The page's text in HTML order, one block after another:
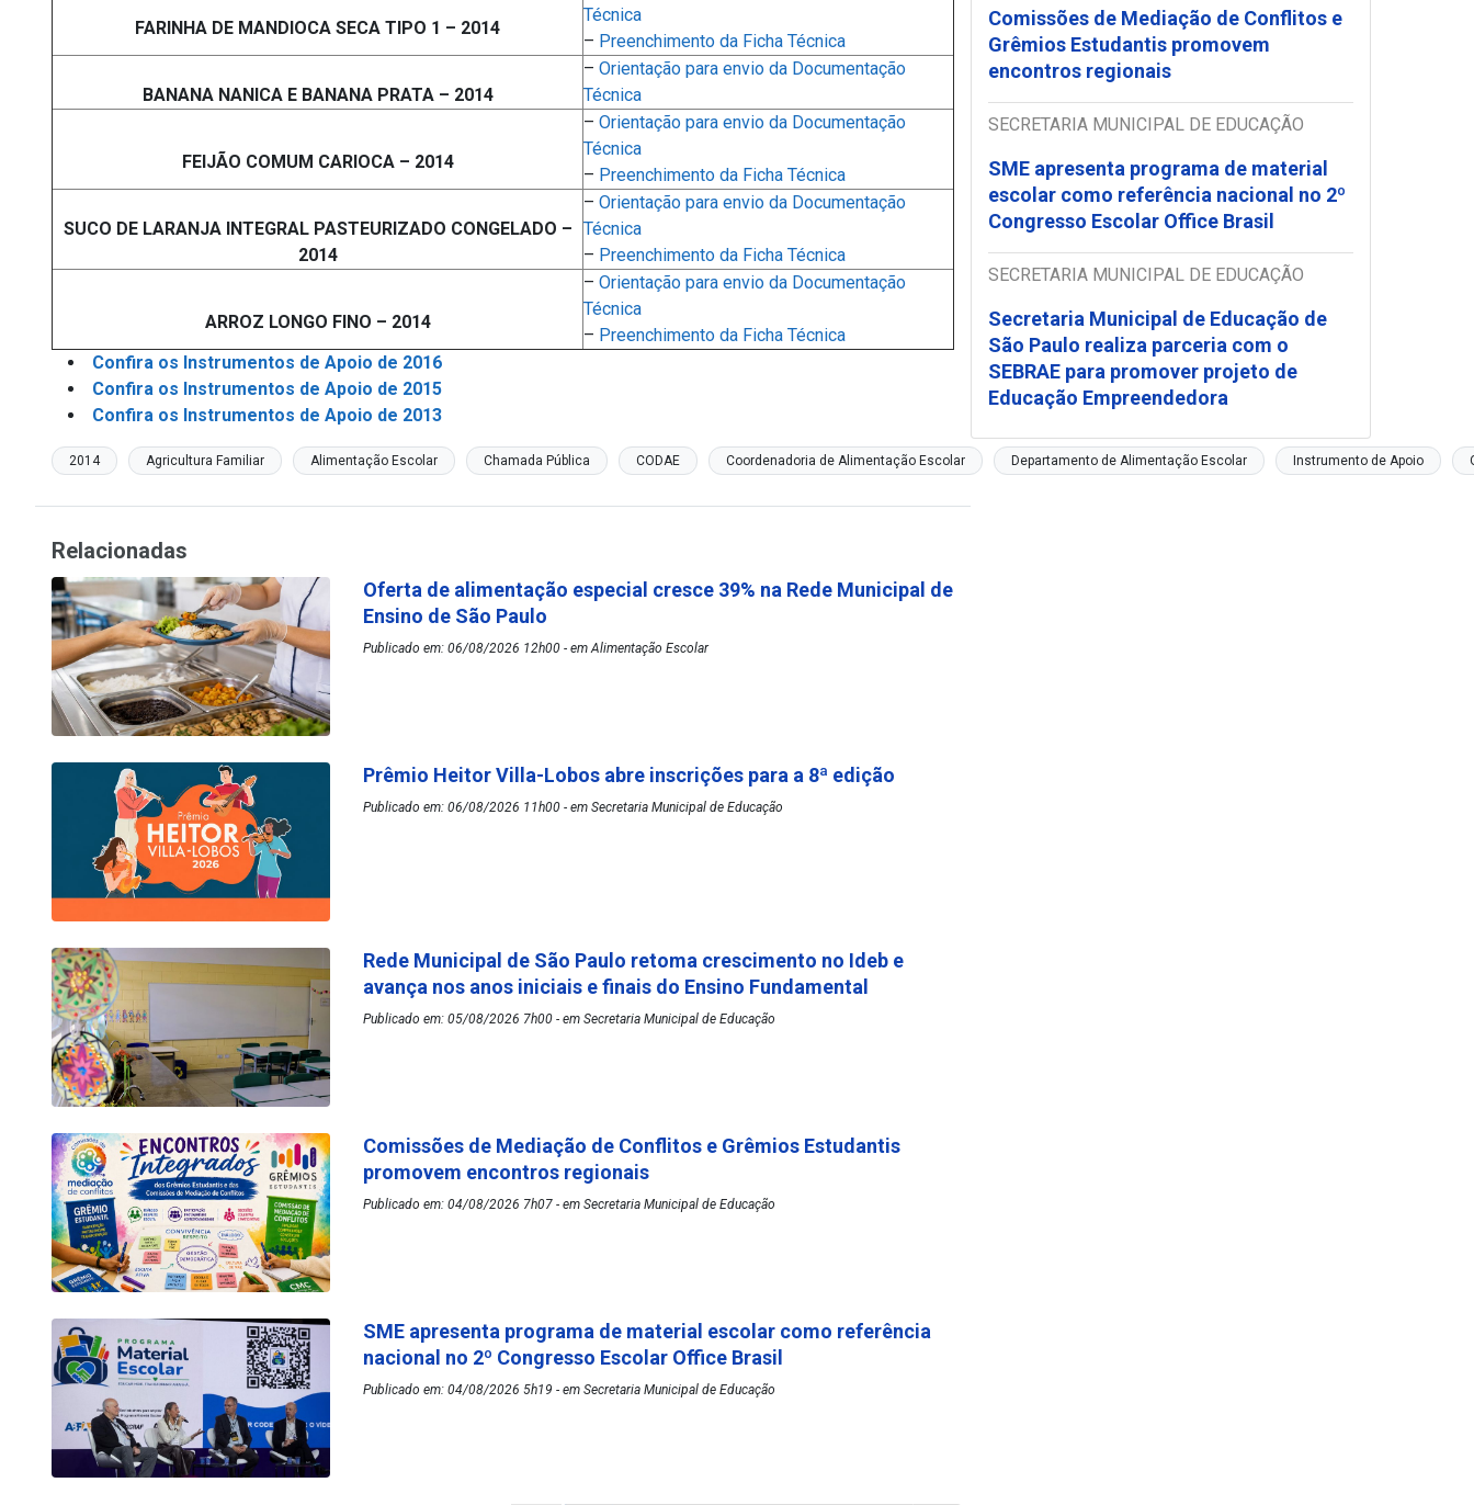
FARINHA DE MANDIOCA SECA TIPO 1 – 2014
Técnica
– Preenchimento da Ficha Técnica
BANANA NANICA E BANANA PRATA – 2014
– Orientação para envio da Documentação
Técnica
FEIJÃO COMUM CARIOCA – 2014
– Orientação para envio da Documentação
Técnica
– Preenchimento da Ficha Técnica
SUCO DE LARANJA INTEGRAL PASTEURIZADO CONGELADO –
2014
– Orientação para envio da Documentação
Técnica
– Preenchimento da Ficha Técnica
ARROZ LONGO FINO – 2014
– Orientação para envio da Documentação
Técnica
– Preenchimento da Ficha Técnica
Confira os Instrumentos de Apoio de 2016
Confira os Instrumentos de Apoio de 2015
Confira os Instrumentos de Apoio de 2013
2014 Agricultura Familiar Alimentação Escolar Chamada Pública CODAE Coordenadoria de Alimentação Escolar Departamento de Alimentação Escolar Instrumento de Apoio
Comissões de Mediação de Conflitos e
Grêmios Estudantis promovem
encontros regionais
SECRETARIA MUNICIPAL DE EDUCAÇÃO
SME apresenta programa de material
escolar como referência nacional no 2º
Congresso Escolar Office Brasil
SECRETARIA MUNICIPAL DE EDUCAÇÃO
Secretaria Municipal de Educação de
São Paulo realiza parceria com o
SEBRAE para promover projeto de
Educação Empreendedora
Relacionadas
Oferta de alimentação especial cresce 39% na Rede Municipal de
Ensino de São Paulo
Publicado em: 06/08/2026 12h00 - em Alimentação Escolar
Prêmio Heitor Villa-Lobos abre inscrições para a 8ª edição
Publicado em: 06/08/2026 11h00 - em Secretaria Municipal de Educação
Rede Municipal de São Paulo retoma crescimento no Ideb e
avança nos anos iniciais e finais do Ensino Fundamental
Publicado em: 05/08/2026 7h00 - em Secretaria Municipal de Educação
Comissões de Mediação de Conflitos e Grêmios Estudantis
promovem encontros regionais
Publicado em: 04/08/2026 7h07 - em Secretaria Municipal de Educação
SME apresenta programa de material escolar como referência
nacional no 2º Congresso Escolar Office Brasil
Publicado em: 04/08/2026 5h19 - em Secretaria Municipal de Educação